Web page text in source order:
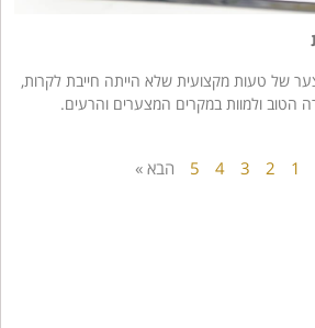
של טעות מקצועית שלא הייתה חייבת לקרות,
הטוב ולמוות במקרים המצערים והרעים.
1
2
3
4
5 הבא »